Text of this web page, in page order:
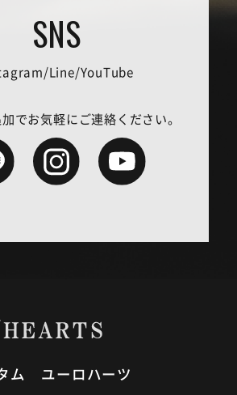
Line/YouTube
でお気軽にご連絡ください。
ム ユーロハーツ